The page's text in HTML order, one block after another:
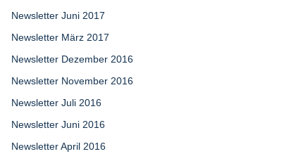
Newsletter Juni 2017
Newsletter März 2017
Newsletter Dezember 2016
Newsletter November 2016
Newsletter Juli 2016
Newsletter Juni 2016
Newsletter April 2016